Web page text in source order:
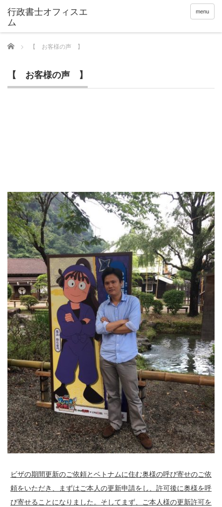
menu
Home 【 お客様の声 】
【 お客様の声 】
ビザの期間更新のご依頼とベトナムに住む奥様の呼び寄せのご依
頼をいただき、まずはご本人の更新申請をし、許可後に奥様を呼
び寄せることになりました。そしてまず、ご本人様の更新許可を